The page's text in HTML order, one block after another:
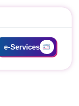
e-Services